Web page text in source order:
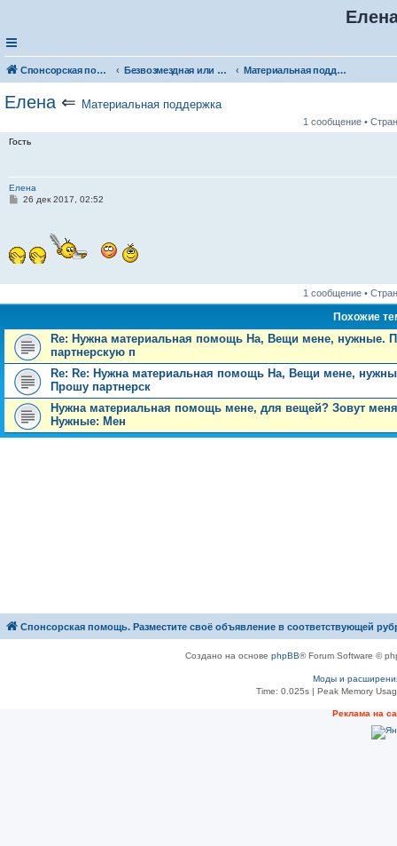
Спонсорская помощь. Разместите своё объявление в соответствующей рубрике Безвозмездная или условно-безвозмездная помощь Материальная поддержка
Елена ⇐ Материальная поддержка
1 сообщение •
Гость
Елена
С
е
н
е
26 дек 2017, 02:52
1 сообщение •
Похожие
Re: Нужна материальная помощь На, Вещи мене, нужные.
партнерскую п
Re: Re: Нужна материальная помощь На, Вещи мене,
Прошу партнерск
Нужна материальная помощь мене, для вещей? Зовут
Нужные: Мен
Спонсорская помощь. Разместите своё объявление в соответствующей
Создано на основе phpBB® Forum Software ©
Моды и
Time: 0.025s| Peak Memory
Рeклама на